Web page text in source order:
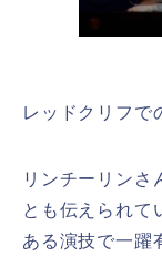
レッドクリフで
リンチーリンさ
とも伝えられて
ある演技で一躍